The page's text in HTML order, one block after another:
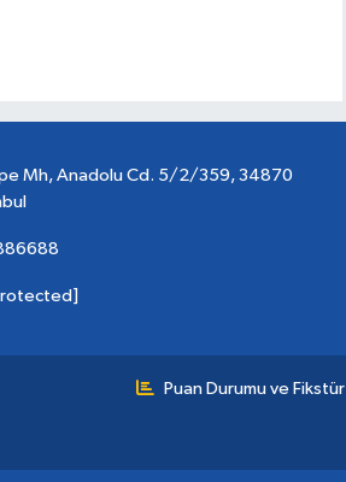
Mh, Anadolu Cd. 5/2/359, 34870
Puan Durumu ve Fikstür